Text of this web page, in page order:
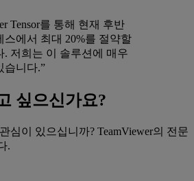
Tensor를 통해 현재 후반
스에서 최대 20%를 절약할
. 저희는 이 솔루션에 매우
습니다.”
싶으신가요?
심이 있으십니까? TeamViewer의 전문
.